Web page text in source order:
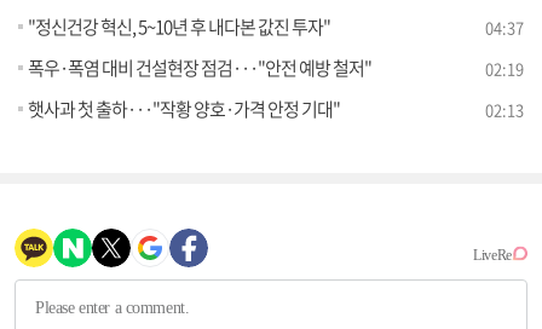
"정신건강 혁신, 5~10년 후 내다본 값진 투자" 04:37
폭우·폭염 대비 건설현장 점검···"안전 예방 철저" 02:19
햇사과 첫 출하···"작황 양호·가격 안정 기대" 02:13